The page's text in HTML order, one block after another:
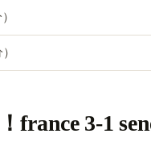
france 3-1